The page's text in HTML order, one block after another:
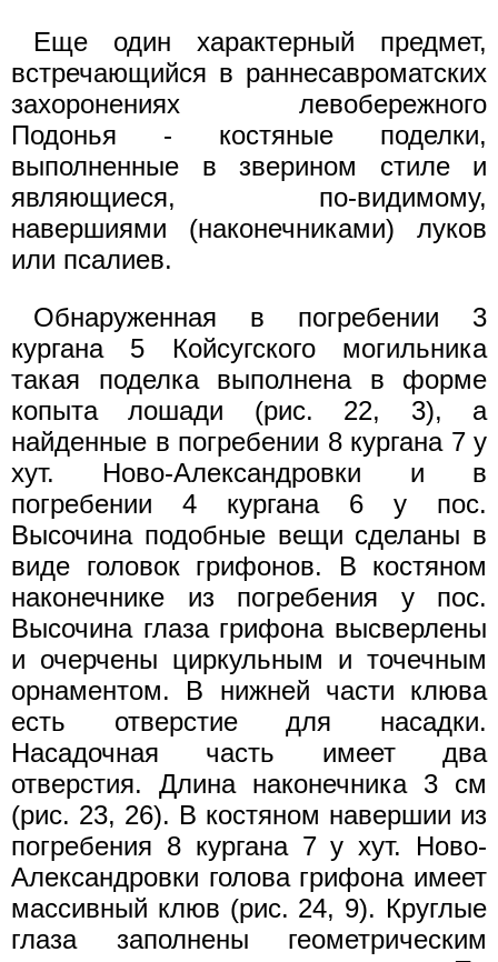
Еще один характерный предмет,
встречающийся в раннесавроматских
захоронениях левобережного
Подонья - костяные поделки,
выполненные в зверином стиле и
являющиеся, по-видимому,
навершиями (наконечниками) луков
или псалиев.
Обнаруженная в погребении 3
кургана 5 Койсугского могильника
такая поделка выполнена в форме
копыта лошади (рис. 22, 3), а
найденные в погребении 8 кургана 7 у
хут. Ново-Александровки и в
погребении 4 кургана 6 у пос.
Высочина подобные вещи сделаны в
виде головок грифонов. В костяном
наконечнике из погребения у пос.
Высочина глаза грифона высверлены
и очерчены циркульным и точечным
орнаментом. В нижней части клюва
есть отверстие для насадки.
Насадочная часть имеет два
отверстия. Длина наконечника 3 см
(рис. 23, 26). В костяном навершии из
погребения 8 кургана 7 у хут. Ново-
Александровки голова грифона имеет
массивный клюв (рис. 24, 9). Круглые
глаза заполнены геометрическим